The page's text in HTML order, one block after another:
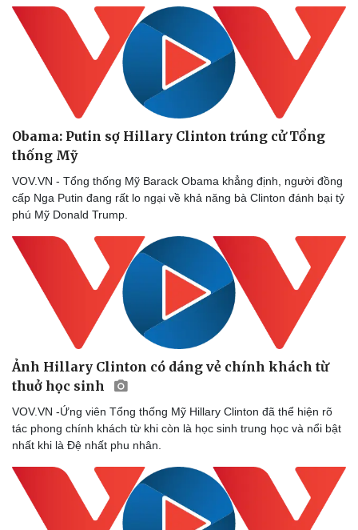
Thể thao
Bóng đá
Lịch thi đấu bóng đá
Thế giới thể thao
Hậu trường
Ô tô
Xe máy
Obama: Putin sợ Hillary Clinton trúng cử Tổng
thống Mỹ
VOV.VN - Tổng thống Mỹ Barack Obama khẳng định, người đồng
cấp Nga Putin đang rất lo ngại về khả năng bà Clinton đánh bại tỷ
phú Mỹ Donald Trump.
Ảnh Hillary Clinton có dáng vẻ chính khách từ
thuở học sinh
VOV.VN -Ứng viên Tổng thống Mỹ Hillary Clinton đã thể hiện rõ
tác phong chính khách từ khi còn là học sinh trung học và nổi bật
nhất khi là Đệ nhất phu nhân.